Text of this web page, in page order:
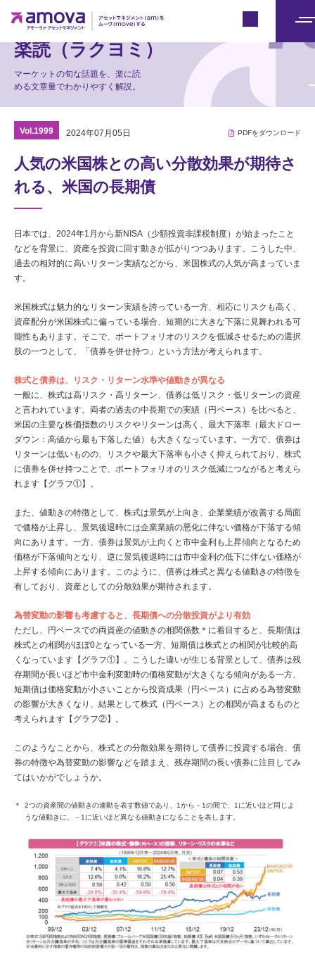
ニ
楽読（ラクヨミ）
マーケットの旬な話題を、楽に読
める文章量でわかりやすく解説。
Vol.1999 2024年07月05日 PDFをダウンロード
人気の米国株との高い分散効果が期待さ
れる、米国の長期債
日本では、2024年1月から新NISA（少額投資非課税制度）が始まったこと
などを背景に、資産を投資に回す動きが拡がりつつあります。こうした中、
過去の相対的に高いリターン実績などから、米国株式の人気が高まっていま
す。
米国株式は魅力的なリターン実績を誇っている一方、相応にリスクも高く、
資産配分が米国株式に偏っている場合、短期的に大きな下落に見舞われる可
能性もあります。そこで、ポートフォリオのリスクを低減させるための選択
肢の一つとして、「債券を併せ持つ」という方法が考えられます。
株式と債券は、リスク・リターン水準や値動きが異なる
一般に、株式は高リスク・高リターン、債券は低リスク・低リターンの資産
と言われています。両者の過去の中長期での実績（円ベース）を比べると、
米国の主要な株価指数のリスクやリターンは高く、最大下落率（最大ドロー
ダウン：高値から最も下落した値）も大きくなっています。一方で、債券は
リターンは低いものの、リスクや最大下落率も小さく抑えられており、株式
に債券を併せ持つことで、ポートフォリオのリスク低減につながると考えら
れます【グラフ①】。
また、値動きの特徴として、株式は景気が上向き、企業業績が改善する局面
で価格が上昇し、景気後退時には企業業績の悪化に伴ない価格が下落する傾
向にあります。一方、債券は景気が上向くと市中金利も上昇傾向となるため
価格が下落傾向となり、逆に景気後退時には市中金利の低下に伴ない価格が
上昇する傾向にあります。このように、債券は株式と異なる値動きの特徴を
有しており、資産としての分散効果が期待されます。
為替変動の影響も考慮すると、長期債への分散投資がより有効
ただし、円ベースでの両資産の値動きの相関係数＊に着目すると、長期債は
株式との相関がほぼ0となっている一方、短期債は株式との相関が比較的高
くなっています【グラフ①】。こうした違いが生じる背景として、債券は残
存期間が長いほど市中金利変動時の価格変動が大きくなる傾向がある一方、
短期債は価格変動が小さいことから投資成果（円ベース）に占める為替変動
の影響が大きくなり、結果として株式（円ベース）との相関が高まるものと
考えられます【グラフ②】。
このようなことから、株式との分散効果を期待して債券に投資する場合、債
券の特徴や為替変動の影響などを踏まえ、残存期間の長い債券に注目してみ
てはいかがでしょうか。
2つの資産間の値動きの連動を表す数値であり、1から－1の間で、1に近いほど同じよ
うな値動きに、－1に近いほど異なる値動きになることを表します。